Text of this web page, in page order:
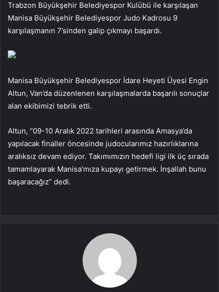
Trabzon Büyükşehir Belediyespor Kulübü ile karşılaşan
Manisa Büyükşehir Belediyespor Judo Kadrosu 9
karşılaşmanın 7’sinden galip çıkmayı başardı.
Manisa Büyükşehir Belediyespor İdare Heyeti Üyesi Engin
Altun, Van’da düzenlenen karşılaşmalarda başarılı sonuçlar
alan ekibimizi tebrik etti.
Altun, “09-10 Aralık 2022 tarihleri arasında Amasya’da
yapılacak finaller öncesinde judocularımız hazırlıklarına
aralıksız devam ediyor. Takımımızın hedefi ligi ilk üç sırada
tamamlayarak Manisa’mıza kupayı getirmek. İnşallah bunu
başaracağız” dedi.